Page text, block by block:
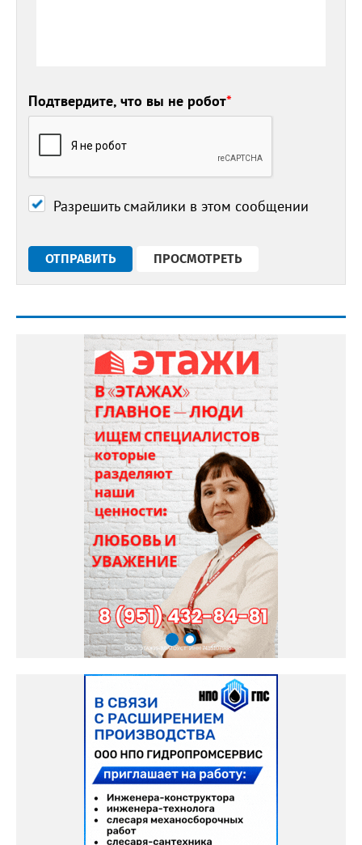
Подтвердите, что вы не робот*
Разрешить смайлики в этом сообщении